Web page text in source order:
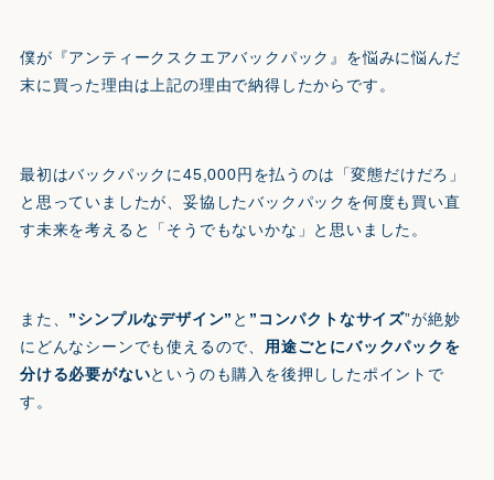
僕が『アンティークスクエアバックパック』を悩みに悩んだ
末に買った理由は上記の理由で納得したからです。
最初はバックパックに45,000円を払うのは「変態だけだろ」
と思っていましたが、妥協したバックパックを何度も買い直
す未来を考えると「そうでもないかな」と思いました。
また、 ”シンプルなデザイン” と ”コンパクトなサイズ”が絶妙
にどんなシーンでも使えるので、 用途ごとにバックパックを
分ける必要がないというのも購入を後押ししたポイントで
す。